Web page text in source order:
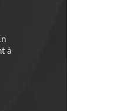
à